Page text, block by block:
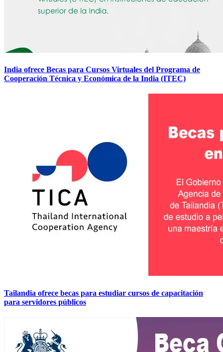
India ofrece Becas para Cursos Virtuales del Programa de
Cooperación Técnica y Económica de la India (ITEC)
Tailandia ofrece becas para estudiar cursos de capacitación
para servidores públicos